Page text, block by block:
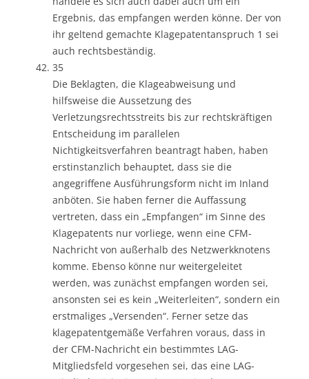
Ergebnis, das empfangen werden könne. Der von
ihr geltend gemachte Klagepatentanspruch 1 sei
auch rechtsbeständig.
35
Die Beklagten, die Klageabweisung und
hilfsweise die Aussetzung des
Verletzungsrechtsstreits bis zur rechtskräftigen
Entscheidung im parallelen
Nichtigkeitsverfahren beantragt haben, haben
erstinstanzlich behauptet, dass sie die
angegriffene Ausführungsform nicht im Inland
anböten. Sie haben ferner die Auffassung
vertreten, dass ein „Empfangen“ im Sinne des
Klagepatents nur vorliege, wenn eine CFM-
Nachricht von außerhalb des Netzwerkknotens
komme. Ebenso könne nur weitergeleitet
werden, was zunächst empfangen worden sei,
ansonsten sei es kein „Weiterleiten“, sondern ein
erstmaliges „Versenden“. Ferner setze das
klagepatentgemäße Verfahren voraus, dass in
der CFM-Nachricht ein bestimmtes LAG-
Mitgliedsfeld vorgesehen sei, das eine LAG-